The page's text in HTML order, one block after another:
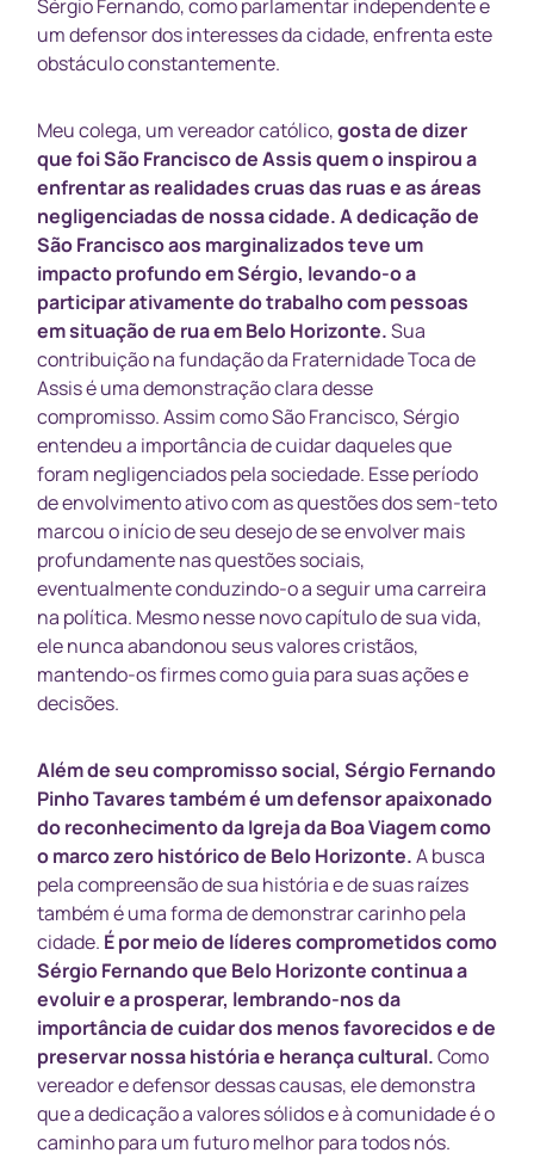
Sérgio Fernando, como parlamentar independente e
um defensor dos interesses da cidade, enfrenta este
obstáculo constantemente.
Meu colega, um vereador católico,gosta de dizer
que foi São Francisco de Assis quem o inspirou a
enfrentar as realidades cruas das ruas e as áreas
negligenciadas de nossa cidade.A dedicação de
São Francisco aos marginalizados teve um
impacto profundo em Sérgio, levando-o a
participar ativamente do trabalho com pessoas
em situação de rua em Belo Horizonte.Sua
contribuição na fundação da Fraternidade Toca de
Assis é uma demonstração clara desse
compromisso. Assim como São Francisco, Sérgio
entendeu a importância de cuidar daqueles que
foram negligenciados pela sociedade. Esse período
de envolvimento ativo com as questões dos sem-teto
marcou o início de seu desejo de se envolver mais
profundamente nas questões sociais,
eventualmente conduzindo-o a seguir uma carreira
na política. Mesmo nesse novo capítulo de sua vida,
ele nunca abandonou seus valores cristãos,
mantendo-os firmes como guia para suas ações e
decisões.
Além de seu compromisso social, Sérgio Fernando
Pinho Tavares também é um defensor apaixonado
do reconhecimento da Igreja da Boa Viagem como
o marco zero histórico de Belo Horizonte.A busca
pela compreensão de sua história e de suas raízes
também é uma forma de demonstrar carinho pela
cidade. É por meio de líderes comprometidos como
Sérgio Fernando que Belo Horizonte continua a
evoluir e a prosperar, lembrando-nos da
importância de cuidar dos menos favorecidos e de
preservar nossa história e herança cultural.Como
vereador e defensor dessas causas, ele demonstra
que a dedicação a valores sólidos e à comunidade é o
caminho para um futuro melhor para todos nós.